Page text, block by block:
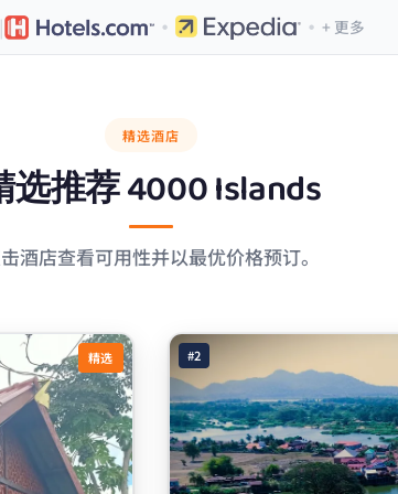
| · ·+ 更多
精选酒店
选推荐4000 Islands
酒店查看可用性并以最优价格预订。
精选 #2